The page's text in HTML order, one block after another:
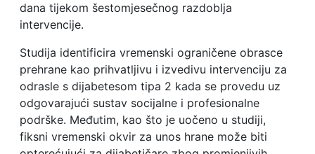
dana tijekom šestomjesečnog razdoblja
intervencije.
Studija identificira vremenski ograničene obrasce
prehrane kao prihvatljivu i izvedivu intervenciju za
odrasle s dijabetesom tipa 2 kada se provedu uz
odgovarajući sustav socijalne i profesionalne
podrške. Međutim, kao što je uočeno u studiji,
fiksni vremenski okvir za unos hrane može biti